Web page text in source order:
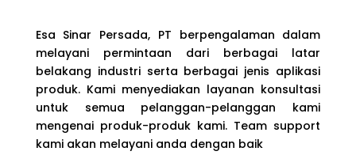
Esa Sinar Persada, PT berpengalaman dalam
melayani permintaan dari berbagai latar
belakang industri serta berbagai jenis aplikasi
produk. Kami menyediakan layanan konsultasi
untuk semua pelanggan-pelanggan kami
mengenai produk-produk kami. Team support
kami akan melayani anda dengan baik